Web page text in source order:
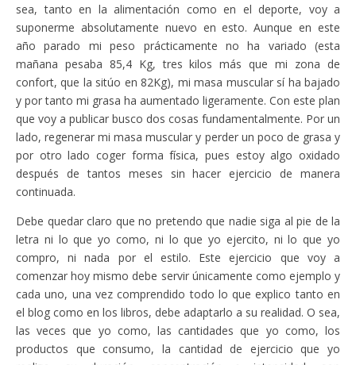
sea, tanto en la alimentación como en el deporte, voy a
suponerme absolutamente nuevo en esto. Aunque en este
año parado mi peso prácticamente no ha variado (esta
mañana pesaba 85,4 Kg, tres kilos más que mi zona de
confort, que la sitúo en 82Kg), mi masa muscular sí ha bajado
y por tanto mi grasa ha aumentado ligeramente. Con este plan
que voy a publicar busco dos cosas fundamentalmente. Por un
lado, regenerar mi masa muscular y perder un poco de grasa y
por otro lado coger forma física, pues estoy algo oxidado
después de tantos meses sin hacer ejercicio de manera
continuada.
Debe quedar claro que no pretendo que nadie siga al pie de la
letra ni lo que yo como, ni lo que yo ejercito, ni lo que yo
compro, ni nada por el estilo. Este ejercicio que voy a
comenzar hoy mismo debe servir únicamente como ejemplo y
cada uno, una vez comprendido todo lo que explico tanto en
el blog como en los libros, debe adaptarlo a su realidad. O sea,
las veces que yo como, las cantidades que yo como, los
productos que consumo, la cantidad de ejercicio que yo